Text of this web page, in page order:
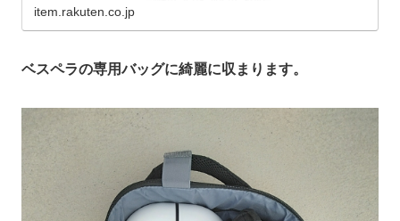
item.rakuten.co.jp
ベスペラの専用バッグに綺麗に収まります。